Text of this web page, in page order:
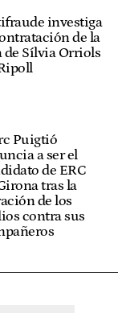
investiga
de la
de Sílvia Orriols
Puigtió
a ser el
de ERC
tras la
de los
contra sus